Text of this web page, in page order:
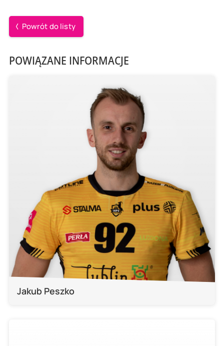
Powrót do listy
POWIĄZANE INFORMACJE
Jakub Peszko